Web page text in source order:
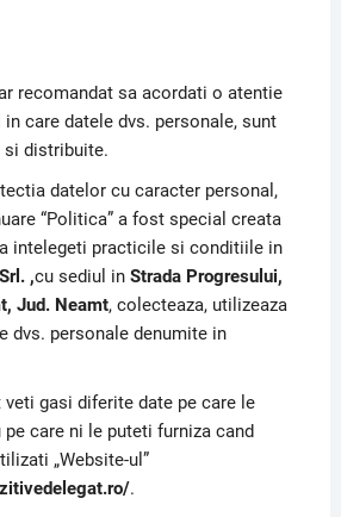
recomandat sa acordati o atentie
care datele dvs. personale, sunt
distribuite.
datelor cu caracter personal,
“Politica” a fost special creata
intelegeti practicile si conditiile in
,cu sediul in Strada Progresului,
Jud. Neamt, colecteaza, utilizeaza
dvs. personale denumite in
gasi diferite date pe care le
care ni le puteti furniza cand
„Website-ul”
.